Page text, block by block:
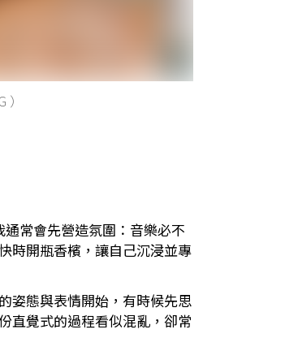
常會先營造氛圍：音樂必不
時開瓶香檳，讓自己沉浸並專
姿態與表情開始，有時候先思
直覺式的過程看似混亂，卻常